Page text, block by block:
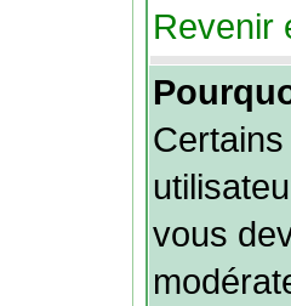
Revenir
vous